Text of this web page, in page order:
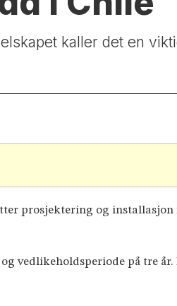
kaller det en
prosjektering og installasjon
vedlikeholdsperiode på tre